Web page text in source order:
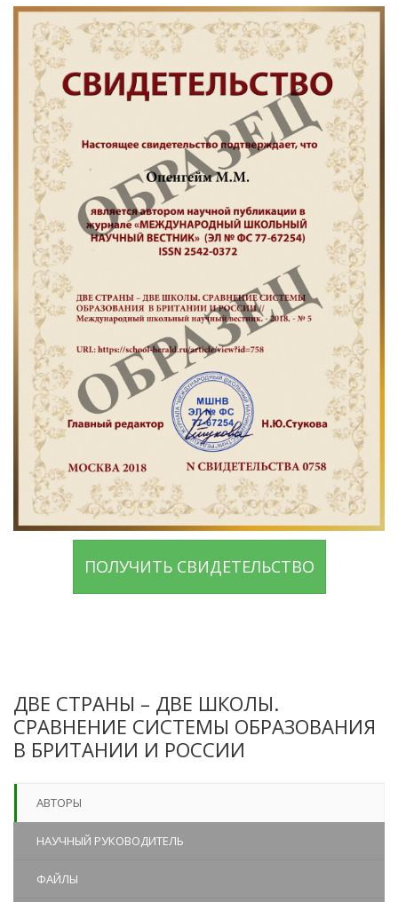
ПОЛУЧИТЬ СВИДЕТЕЛЬСТВО
ДВЕ СТРАНЫ – ДВЕ ШКОЛЫ.
СРАВНЕНИЕ СИСТЕМЫ ОБРАЗОВАНИЯ
В БРИТАНИИ И РОССИИ
АВТОРЫ
НАУЧНЫЙ РУКОВОДИТЕЛЬ
ФАЙЛЫ